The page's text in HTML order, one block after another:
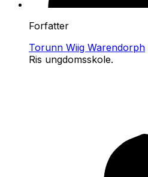
Forfatter
Torunn Wiig Warendorph
Ris ungdomsskole.